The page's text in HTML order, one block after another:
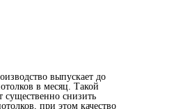
выпускает до
в месяц. Такой
существенно снизить
при этом качество